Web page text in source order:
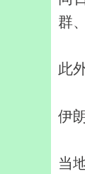
群
此
伊
当